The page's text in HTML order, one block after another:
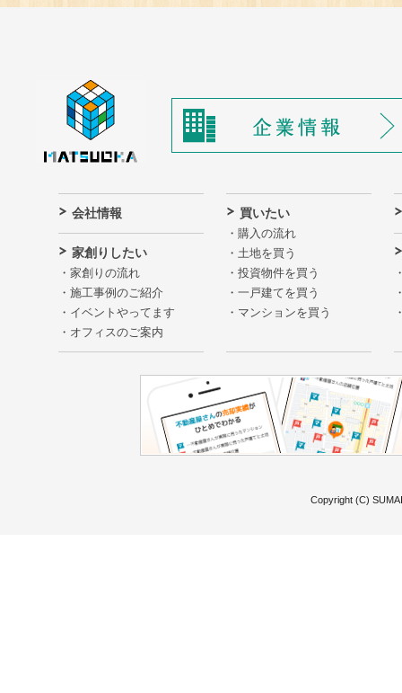
会社情報
家創りしたい
家創りの流れ
施工事例のご紹介
イベントやってます
オフィスのご案内
買いたい
購入の流れ
土地を買う
投資物件を買う
一戸建てを買う
マンションを買う
Copyright (C)